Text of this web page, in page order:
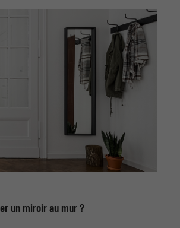
un miroir au mur ?